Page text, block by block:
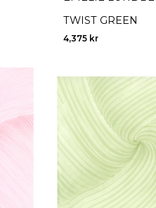
TWIST GREEN
4,375 kr